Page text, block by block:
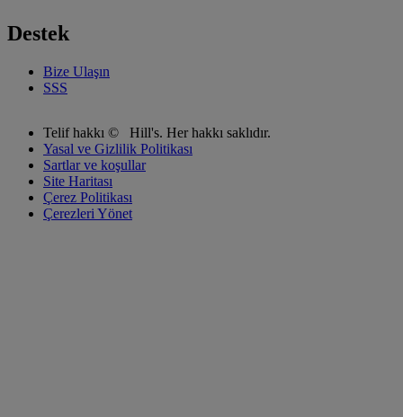
Destek
Bize Ulaşın
SSS
Telif hakkı ©
Hill's. Her hakkı saklıdır.
Yasal ve Gizlilik Politikası
Sartlar ve koşullar
Site Haritası
Çerez Politikası
Çerezleri Yönet